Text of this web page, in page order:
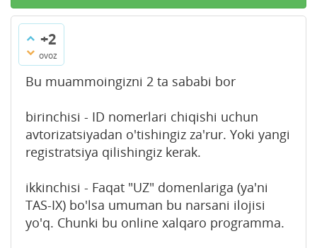
+2
ovoz
Bu muammoingizni 2 ta sababi bor
birinchisi - ID nomerlari chiqishi uchun
avtorizatsiyadan o'tishingiz za'rur. Yoki yangi
registratsiya qilishingiz kerak.
ikkinchisi - Faqat "UZ" domenlariga (ya'ni
TAS-IX) bo'lsa umuman bu narsani ilojisi
yo'q. Chunki bu online xalqaro programma.